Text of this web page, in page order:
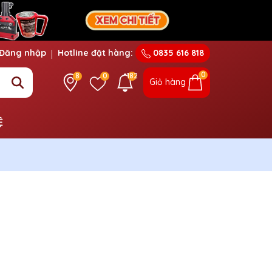
nhập Hotline đặt hàng: 0835 616 818
8 0 182
Giỏ hàng
0